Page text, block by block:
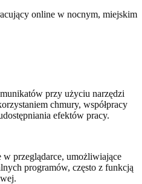
przy użyciu narzędzi
chmury, współpracy
efektów pracy.
w przeglądarce, umożliwiające
programów, często z funkcją